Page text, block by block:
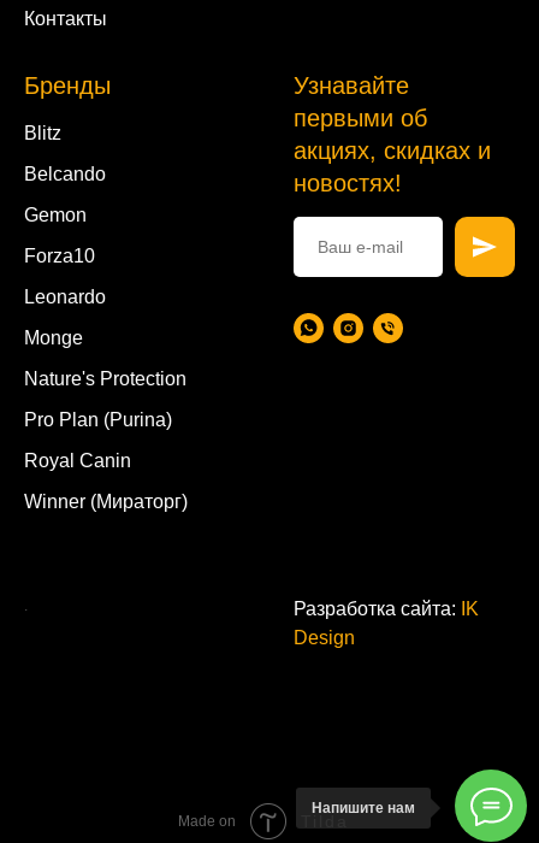
Контакты
Бренды
Blitz
Belcando
Gemon
Forza10
Leonardo
Monge
Nature's Protection
Pro Plan (Purina)
Royal Canin
Winner (Мираторг)
Узнавайте
первыми об
акциях, скидках и
новостях!
Разработка сайта:
IK
Design
Напишите нам
Made on